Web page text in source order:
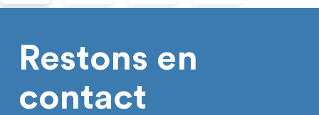
Restons en
contact